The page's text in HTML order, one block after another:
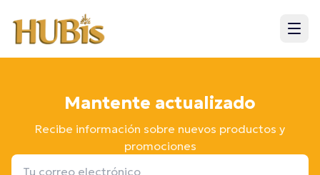
Mantente actualizado
Recibe información sobre nuevos productos y
promociones